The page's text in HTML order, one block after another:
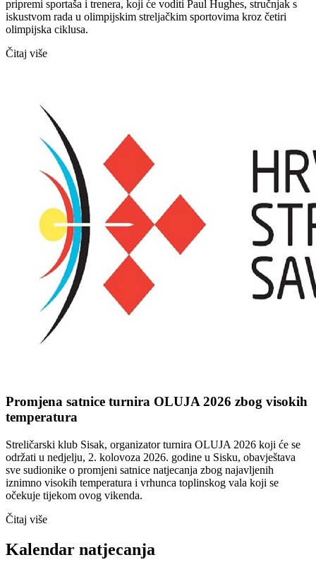
pripremi sportaša i trenera, koji će voditi Paul Hughes, stručnjak s
iskustvom rada u olimpijskim streljačkim sportovima kroz četiri
olimpijska ciklusa.
Čitaj više
Promjena satnice turnira OLUJA 2026 zbog visokih
temperatura
Streličarski klub Sisak, organizator turnira OLUJA 2026 koji će se
održati u nedjelju, 2. kolovoza 2026. godine u Sisku, obavještava
sve sudionike o promjeni satnice natjecanja zbog najavljenih
iznimno visokih temperatura i vrhunca toplinskog vala koji se
očekuje tijekom ovog vikenda.
Čitaj više
Kalendar natjecanja